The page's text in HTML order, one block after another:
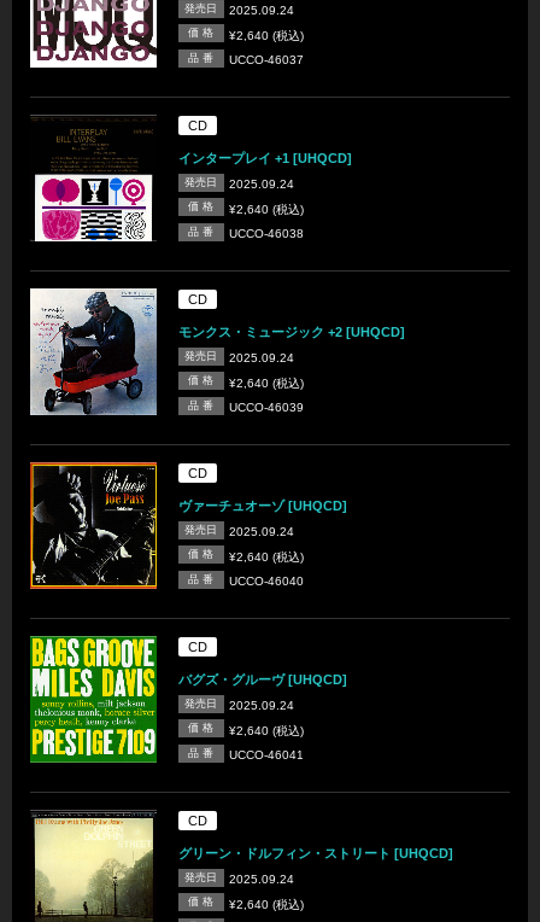
発売日 2025.09.24
価 格 ¥2,640 (税込)
品 番 UCCO-46037
CD
インタープレイ +1 [UHQCD]
発売日 2025.09.24
価 格 ¥2,640 (税込)
品 番 UCCO-46038
CD
モンクス・ミュージック +2 [UHQCD]
発売日 2025.09.24
価 格 ¥2,640 (税込)
品 番 UCCO-46039
CD
ヴァーチュオーゾ [UHQCD]
発売日 2025.09.24
価 格 ¥2,640 (税込)
品 番 UCCO-46040
CD
バグズ・グルーヴ [UHQCD]
発売日 2025.09.24
価 格 ¥2,640 (税込)
品 番 UCCO-46041
CD
グリーン・ドルフィン・ストリート [UHQCD]
発売日 2025.09.24
価 格 ¥2,640 (税込)